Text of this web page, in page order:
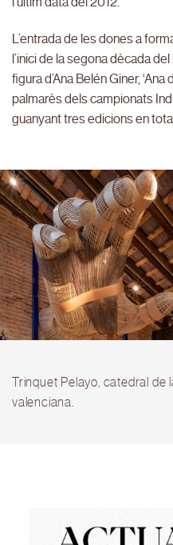
L’entrada de les dones a
l’inici de la segona dècada del
figura d’Ana Belén Giner,
palmarès dels campionats
guanyant tres edicions en
Trinquet Pelayo, catedral de
valenciana.